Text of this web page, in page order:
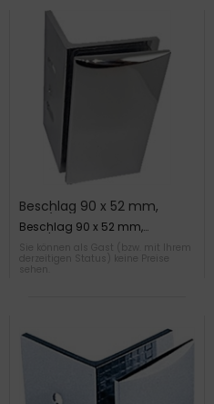
Beschlag 90 x 52 mm,
Glas/Wand, gewölbt
Beschlag 90 x 52 mm,
Sie können als Gast (bzw. mit Ihrem
derzeitigen Status) keine Preise